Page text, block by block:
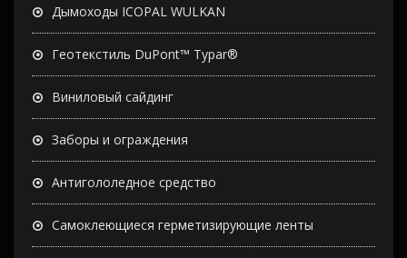
Дымоходы ICOPAL WULKAN
Геотекстиль DuPont™ Typar®
Виниловый сайдинг
Заборы и ограждения
Антигололедное средство
Самоклеющиеся герметизирующие ленты